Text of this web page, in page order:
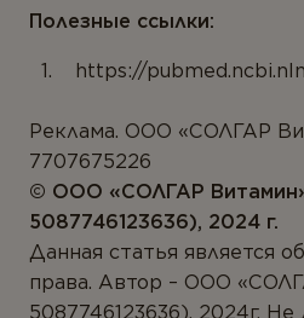
Полезные ссылки:
https://
Реклама. ООО «СОЛГАР
7707675226
© ООО «CОЛГАР
5087746123636), 2024 г.
Данная статья является
права. Автор – ООО
5087746123636), 2024г. Не